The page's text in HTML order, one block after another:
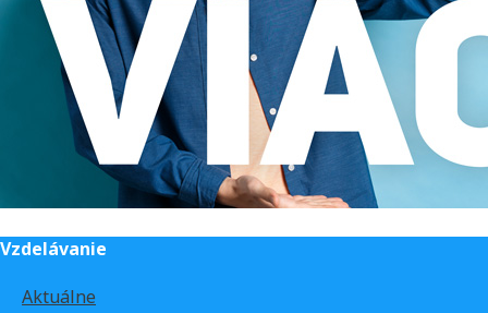
Vzdelávanie
Aktuálne